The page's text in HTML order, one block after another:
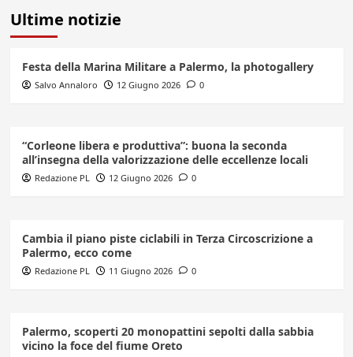
Ultime notizie
Festa della Marina Militare a Palermo, la photogallery
Salvo Annaloro 12 Giugno 2026 0
“Corleone libera e produttiva”: buona la seconda
all’insegna della valorizzazione delle eccellenze locali
Redazione PL 12 Giugno 2026 0
Cambia il piano piste ciclabili in Terza Circoscrizione a
Palermo, ecco come
Redazione PL 11 Giugno 2026 0
Palermo, scoperti 20 monopattini sepolti dalla sabbia
vicino la foce del fiume Oreto